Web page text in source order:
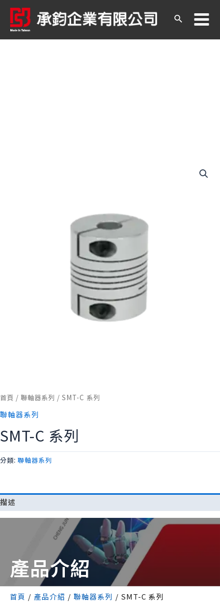
首頁 / 聯軸器系列 / SMT-C 系列
聯軸器系列
SMT-C 系列
分類: 聯軸器系列
描述
產品介紹
首頁 / 產品介紹 / 聯軸器系列 / SMT-C 系列